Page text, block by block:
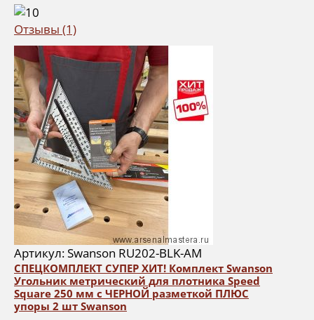
Отзывы (1)
Артикул: Swanson RU202-BLK-AM
СПЕЦКОМПЛЕКТ СУПЕР ХИТ! Комплект Swanson
Угольник метрический для плотника Speed
Square 250 мм с ЧЕРНОЙ разметкой ПЛЮС
упоры 2 шт Swanson